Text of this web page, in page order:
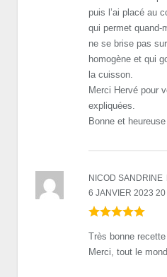
puis l’ai placé au
qui permet quand-
ne se brise pas
homogène et qui
la cuisson.
Merci Hervé pour
expliquées.
Bonne et
NICOD SANDRINE
6 JANVIER 2023 20
Très bonne
Merci, tout le